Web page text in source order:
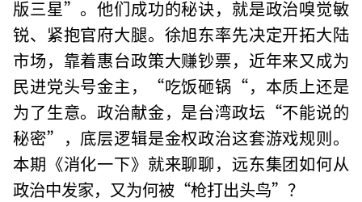
版三星”。他们成功的秘诀，就是政治嗅觉敏
锐、紧抱官府大腿。徐旭东率先决定开拓大陆
市场，靠着惠台政策大赚钞票，近年来又成为
民进党头号金主，“吃饭砸锅“，本质上还是
为了生意。政治献金，是台湾政坛“不能说的
秘密”，底层逻辑是金权政治这套游戏规则。
本期《消化一下》就来聊聊，远东集团如何从
政治中发家，又为何被“枪打出头鸟”？